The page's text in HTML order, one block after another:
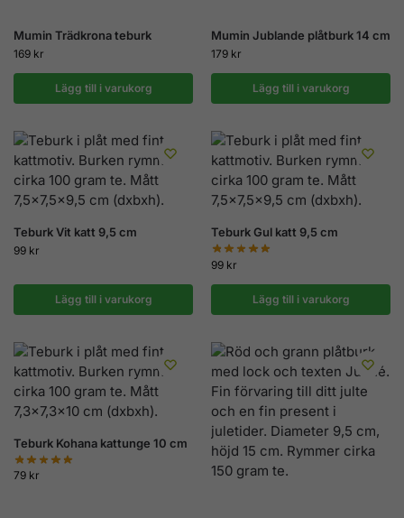
Mumin Trädkrona teburk
169 kr
Lägg till i varukorg
Mumin Jublande plåtburk 14 cm
179 kr
Lägg till i varukorg
Teburk Vit katt 9,5 cm
99 kr
Lägg till i varukorg
Teburk Gul katt 9,5 cm
99 kr
Lägg till i varukorg
Teburk Kohana kattunge 10 cm
79 kr